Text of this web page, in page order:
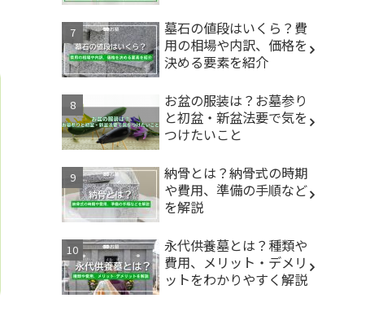
墓石の値段はいくら？費
用の相場や内訳、価格を
決める要素を紹介
お盆の服装は？お墓参り
と初盆・新盆法要で気を
つけたいこと
納骨とは？納骨式の時期
や費用、準備の手順など
を解説
永代供養墓とは？種類や
費用、メリット・デメリ
ットをわかりやすく解説